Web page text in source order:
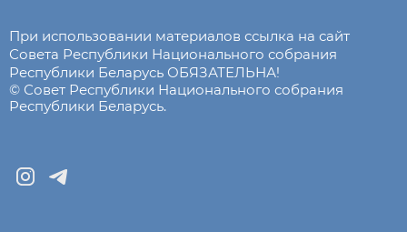
При использовании материалов ссылка на сайт
Совета Республики Национального собрания
Республики Беларусь ОБЯЗАТЕЛЬНА!
© Совет Республики Национального собрания
Республики Беларусь.